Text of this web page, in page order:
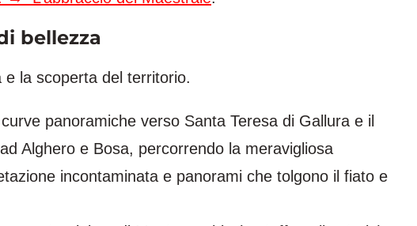
bellezza
la scoperta del territorio.
panoramiche verso Santa Teresa di Gallura e il
Alghero e Bosa, percorrendo la meravigliosa
incontaminata e panorami che tolgono il fiato e